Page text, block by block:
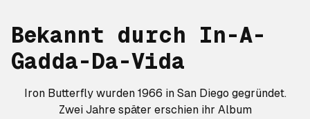
Bekannt durch In-A-
Gadda-Da-Vida
Iron Butterfly wurden 1966 in San Diego gegründet.
Zwei Jahre später erschien ihr Album